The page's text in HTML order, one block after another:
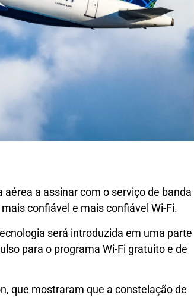
a assinar com o serviço de banda
confiável e mais confiável Wi-Fi.
será introduzida em uma parte
para o programa Wi-Fi gratuito e de
que mostraram que a constelação de